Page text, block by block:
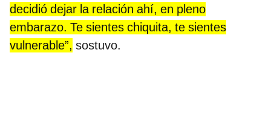
decidió dejar la relación ahí, en pleno
embarazo. Te sientes chiquita, te sientes
vulnerable”, sostuvo.